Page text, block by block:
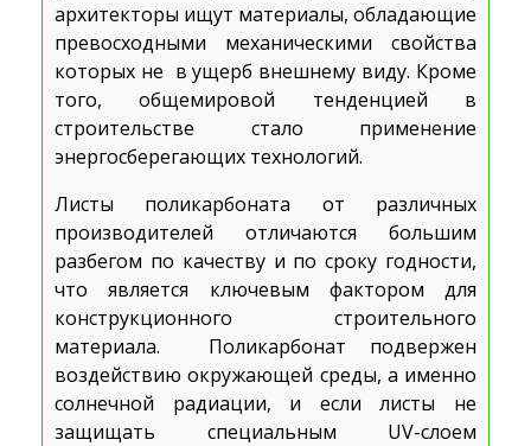
архитекторы ищут материалы, обладающие
превосходными механическими свойства
которых не в ущерб внешнему виду. Кроме
того, общемировой тенденцией в
строительстве стало применение
энергосберегающих технологий.
Листы поликарбоната от различных
производителей отличаются большим
разбегом по качеству и по сроку годности,
что является ключевым фактором для
конструкционного строительного
материала. Поликарбонат подвержен
воздействию окружающей среды, а именно
солнечной радиации, и если листы не
защищать специальным UV-слоем